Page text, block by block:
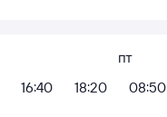
16:40 18:20
пт
08:50